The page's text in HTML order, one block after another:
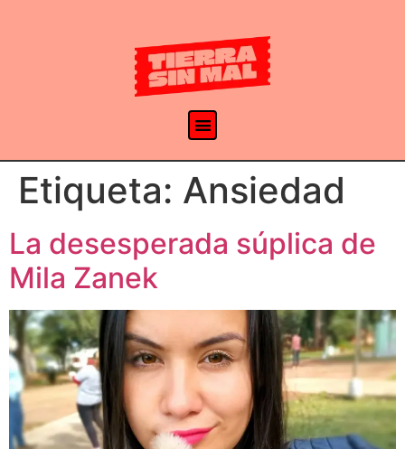
Etiqueta: Ansiedad
La desesperada súplica de
Mila Zanek